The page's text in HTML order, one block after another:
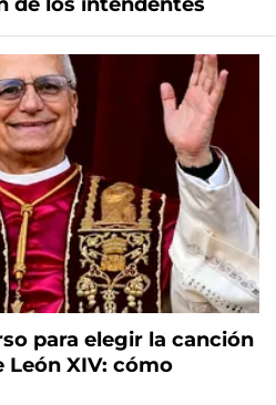
para elegir la canción
León XIV: cómo